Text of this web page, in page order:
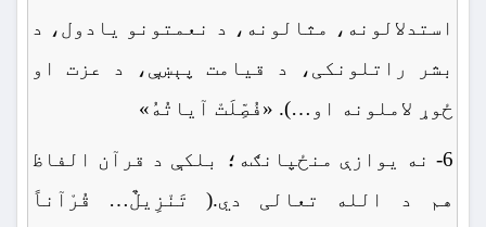
استدلالونه، مثالونه، د نعمتونو یادول، د
بشر راتلونکی، د قیامت پېښې، د عزت او
ځوړ لاملونه او…). «فُصِّلَتْ آیاتُهُ»
6- نه یوازې منځپانګه؛ بلکې د قرآن الفاظ
هم د الله تعالی دي.( تَنْزِیلٌ… قُرْآناً